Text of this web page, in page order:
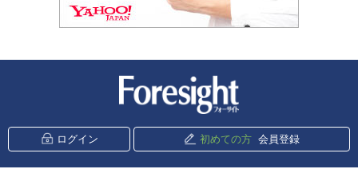
ログイン 初めての方 会員登録